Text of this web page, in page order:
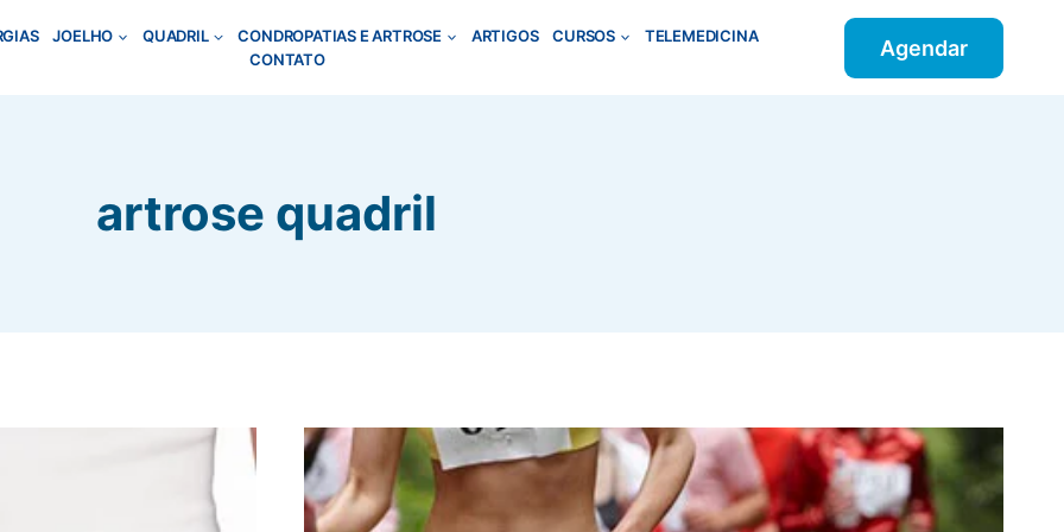
JOELHO QUADRIL CONDROPATIAS E ARTROSE ARTIGOS CURSOS
TELEMEDICINA
CONTATO
Agendar
artrose quadril